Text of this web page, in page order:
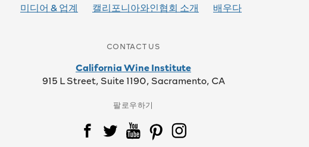
미디어 & 업계 캘리포니아와인협회 소개 배우다
CONTACT US
California Wine Institute
915 L Street, Suite 1190, Sacramento, CA
팔로우하기